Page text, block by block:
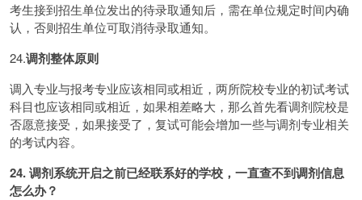
考生接到招生单位发出的待录取通知后，需在单位规定时间内确
认，否则招生单位可取消待录取通知。
24.调剂整体原则
调入专业与报考专业应该相同或相近，两所院校专业的初试考试
科目也应该相同或相近，如果相差略大，那么首先看调剂院校是
否愿意接受，如果接受了，复试可能会增加一些与调剂专业相关
的考试内容。
24. 调剂系统开启之前已经联系好的学校，一直查不到调剂信息
怎么办？